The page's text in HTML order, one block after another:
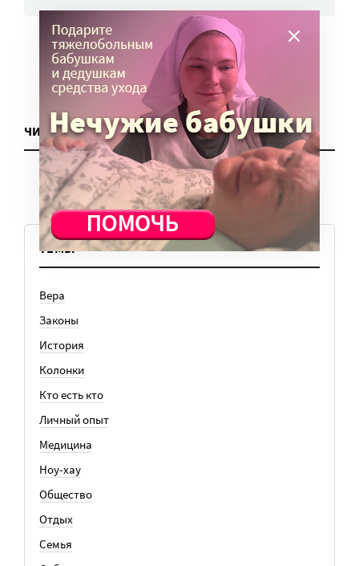
ЧИТАТЬ ЕЩЕ
ТЕМЫ
Вера
Законы
История
Колонки
Кто есть кто
Личный опыт
Медицина
Ноу-хау
Общество
Отдых
Семья